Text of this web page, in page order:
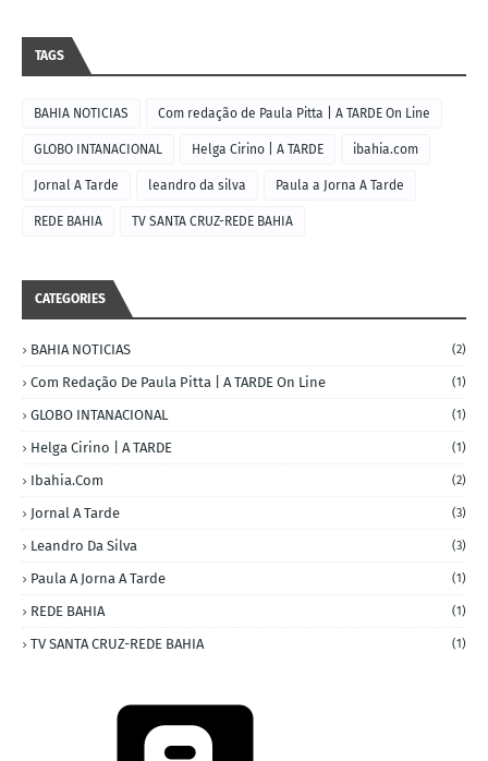
TAGS
BAHIA NOTICIAS Com redação de Paula Pitta | A TARDE On Line
GLOBO INTANACIONAL Helga Cirino | A TARDE ibahia.com
Jornal A Tarde leandro da silva Paula a Jorna A Tarde
REDE BAHIA TV SANTA CRUZ-REDE BAHIA
CATEGORIES
BAHIA NOTICIAS (2)
Com Redação De Paula Pitta | A TARDE On Line (1)
GLOBO INTANACIONAL (1)
Helga Cirino | A TARDE (1)
Ibahia.com (2)
Jornal A Tarde (3)
Leandro Da Silva (3)
Paula A Jorna A Tarde (1)
REDE BAHIA (1)
TV SANTA CRUZ-REDE BAHIA (1)